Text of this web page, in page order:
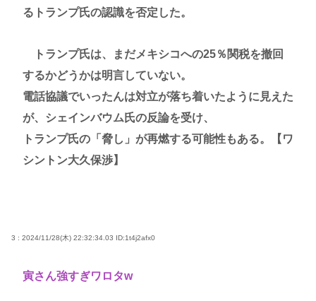
るトランプ氏の認識を否定した。
トランプ氏は、まだメキシコへの25％関税を撤回
するかどうかは明言していない。
電話協議でいったんは対立が落ち着いたように見えた
が、シェインバウム氏の反論を受け、
トランプ氏の「脅し」が再燃する可能性もある。【ワ
シントン大久保渉】
3 : 2024/11/28(木) 22:32:34.03 ID:1t4j2afx0
寅さん強すぎワロタw